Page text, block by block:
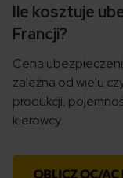
Ile kosztuje
Francji?
Cena
zależna od wielu
produkcji,
kierowcy.